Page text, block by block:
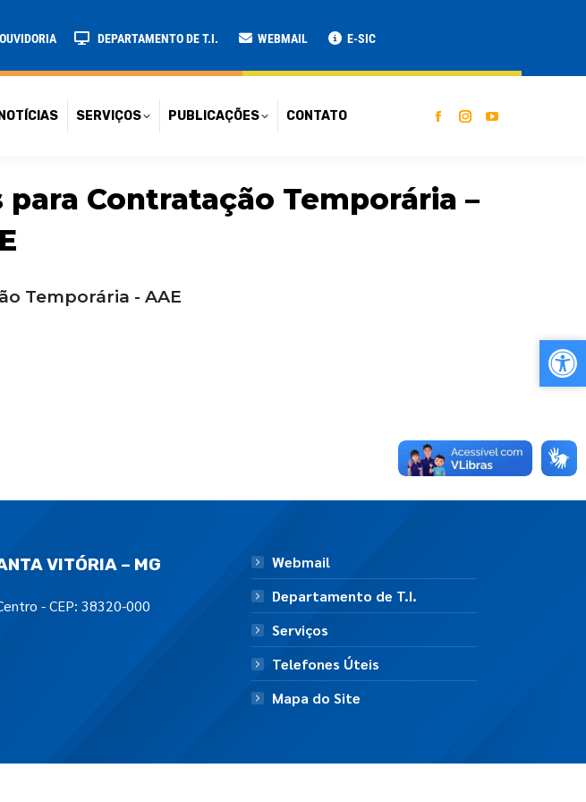
OUVIDORIA DEPARTAMENTO DE T.I. WEBMAIL E-SIC
NOTÍCIAS SERVIÇOS PUBLICAÇÕES CONTATO
Contratação Temporária –
Temporária - AAE
VITÓRIA – MG
- CEP: 38320-000
Webmail
Departamento de T.I.
Serviços
Telefones Úteis
Mapa do Site